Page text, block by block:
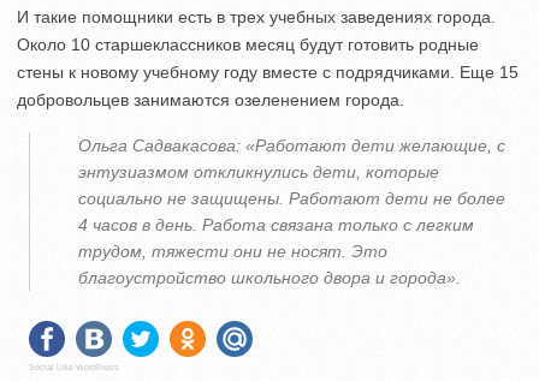
И такие помощники есть в трех учебных заведениях города.
Около 10 старшеклассников месяц будут готовить родные
стены к новому учебному году вместе с подрядчиками. Еще 15
добровольцев занимаются озеленением города.
Ольга Садвакасова: «Работают дети желающие, с
энтузиазмом откликнулись дети, которые
социально не защищены. Работают дети не более
4 часов в день. Работа связана только с легким
трудом, тяжести они не носят. Это
благоустройство школьного двора и города».
Social Like WordPress